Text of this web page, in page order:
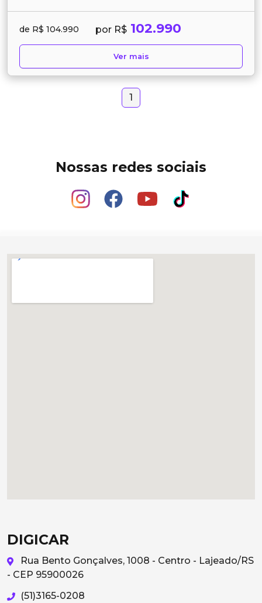
de R$ 104.990 por R$ 102.990
Ver mais
1
Nossas redes sociais
DIGICAR
Rua Bento Gonçalves, 1008 - Centro - Lajeado/RS
- CEP 95900026
(51)3165-0208